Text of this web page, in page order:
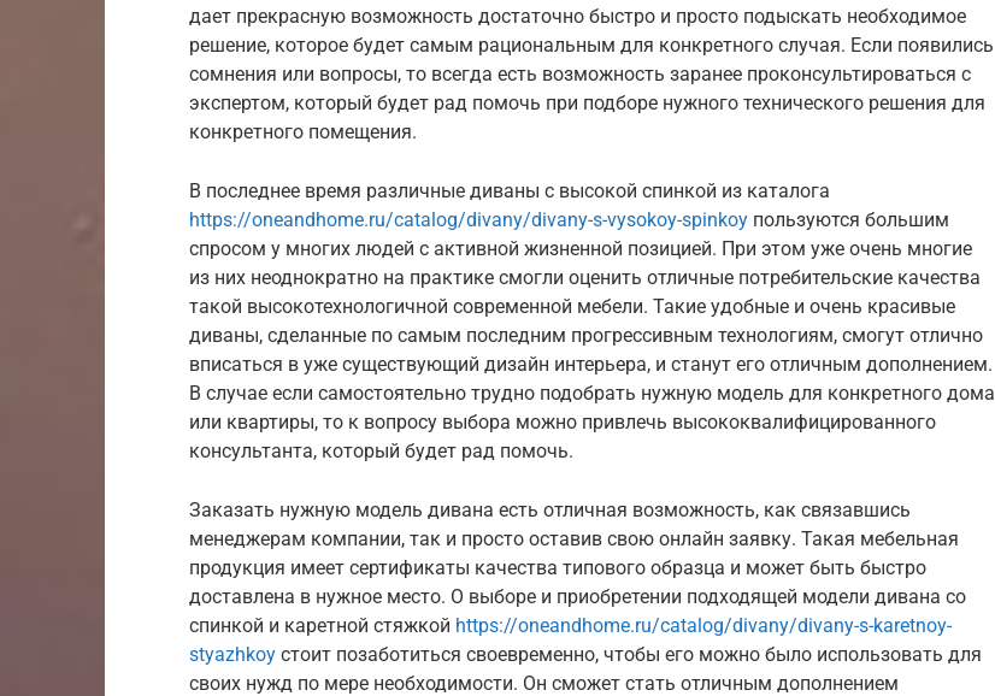
дает прекрасную возможность достаточно быстро и просто подыскать необходимое
решение, которое будет самым рациональным для конкретного случая. Если появились
сомнения или вопросы, то всегда есть возможность заранее проконсультироваться с
экспертом, который будет рад помочь при подборе нужного технического решения для
конкретного помещения.
В последнее время различные диваны с высокой спинкой из каталога
https://oneandhome.ru/catalog/divany/divany-s-vysokoy-spinkoy пользуются большим
спросом у многих людей с активной жизненной позицией. При этом уже очень многие
из них неоднократно на практике смогли оценить отличные потребительские качества
такой высокотехнологичной современной мебели. Такие удобные и очень красивые
диваны, сделанные по самым последним прогрессивным технологиям, смогут отлично
вписаться в уже существующий дизайн интерьера, и станут его отличным дополнением.
В случае если самостоятельно трудно подобрать нужную модель для конкретного дома
или квартиры, то к вопросу выбора можно привлечь высококвалифицированного
консультанта, который будет рад помочь.
Заказать нужную модель дивана есть отличная возможность, как связавшись
менеджерам компании, так и просто оставив свою онлайн заявку. Такая мебельная
продукция имеет сертификаты качества типового образца и может быть быстро
доставлена в нужное место. О выборе и приобретении подходящей модели дивана со
спинкой и каретной стяжкой https://oneandhome.ru/catalog/divany/divany-s-karetnoy-
styazhkoy стоит позаботиться своевременно, чтобы его можно было использовать для
своих нужд по мере необходимости. Он сможет стать отличным дополнением